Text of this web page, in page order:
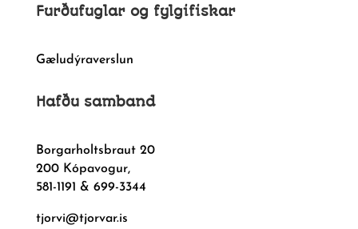
Furðufuglar og fylgifiskar
Gæludýraverslun
Hafðu samband
Borgarholtsbraut 20
200 Kópavogur,
581-1191 & 699-3344
tjorvi@tjorvar.is